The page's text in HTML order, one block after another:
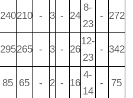
240210 - 3 - 24
8-
23
- 272
295265 - 3 - 26
12-
23
- 342
85 65 - 2 - 16
4-
14
- 75